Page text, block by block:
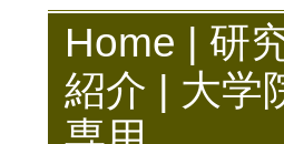
Home | 研
紹介 | 大学